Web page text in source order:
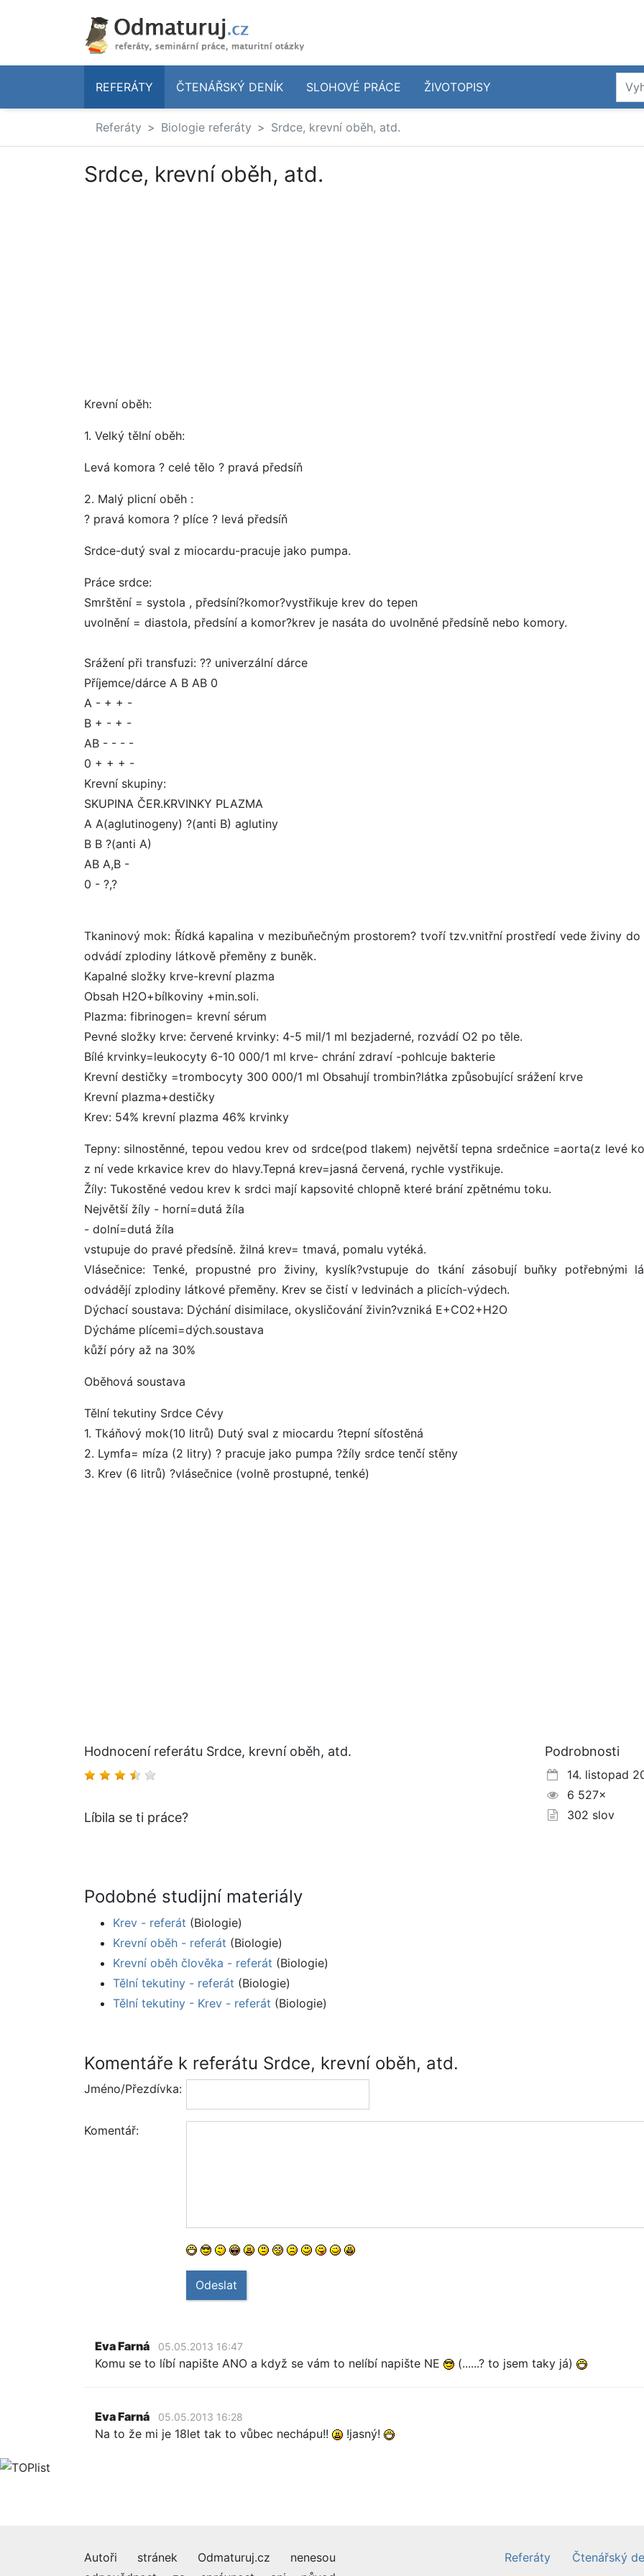
REFERÁTY ČTENÁŘSKÝ DENÍK SLOHOVÉ PRÁCE ŽIVOTOPISY
Referáty Biologie referáty Srdce, krevní oběh, atd.
Srdce, krevní oběh, atd.
Krevní oběh:
1. Velký tělní oběh:
Levá komora ? celé tělo ? pravá předsíň
2. Malý plicní oběh :
? pravá komora ? plíce ? levá předsíň
Srdce-dutý sval z miocardu-pracuje jako pumpa.
Práce srdce:
Smrštění = systola , předsíní?komor?vystřikuje krev do tepen
uvolnění = diastola, předsíní a komor?krev je nasáta do uvolněné předsíně nebo komory.
Srážení při transfuzi: ?? univerzální dárce
Příjemce/dárce A B AB 0
A - + + -
B + - + -
AB - - - -
0 + + + -
Krevní skupiny:
SKUPINA ČER.KRVINKY PLAZMA
A A(aglutinogeny) ?(anti B) aglutiny
B B ?(anti A)
AB A,B -
0 - ?,?
Tkaninový mok: Řídká kapalina v mezibuňečným prostorem? tvoří tzv.vnitřní prostředí vede živiny do
odvádí zplodiny látkově přeměny z buněk.
Kapalné složky krve-krevní plazma
Obsah H2O+bílkoviny +min.soli.
Plazma: fibrinogen= krevní sérum
Pevné složky krve: červené krvinky: 4-5 mil/1 ml bezjaderné, rozvádí O2 po těle.
Bílé krvinky=leukocyty 6-10 000/1 ml krve- chrání zdraví -pohlcuje bakterie
Krevní destičky =trombocyty 300 000/1 ml Obsahují trombin?látka způsobující srážení krve
Krevní plazma+destičky
Krev: 54% krevní plazma 46% krvinky
Tepny: silnostěnné, tepou vedou krev od srdce(pod tlakem) největší tepna srdečnice =aorta(z levé
z ní vede krkavice krev do hlavy.Tepná krev=jasná červená, rychle vystřikuje.
Žíly: Tukostěné vedou krev k srdci mají kapsovité chlopně které brání zpětnému toku.
Největší žíly - horní=dutá žíla
- dolní=dutá žíla
vstupuje do pravé předsíně. žilná krev= tmavá, pomalu vytéká.
Vlásečnice: Tenké, propustné pro živiny, kyslík?vstupuje do tkání zásobují buňky potřebnými
odvádějí zplodiny látkové přeměny. Krev se čistí v ledvinách a plicích-výdech.
Dýchací soustava: Dýchání disimilace, okysličování živin?vzniká E+CO2+H2O
Dýcháme plícemi=dých.soustava
kůží póry až na 30%
Oběhová soustava
Tělní tekutiny Srdce Cévy
1. Tkáňový mok(10 litrů) Dutý sval z miocardu ?tepní síťostěná
2. Lymfa= míza (2 litry) ? pracuje jako pumpa ?žíly srdce tenčí stěny
3. Krev (6 litrů) ?vlásečnice (volně prostupné, tenké)
Hodnocení referátu Srdce, krevní oběh, atd.
Líbila se ti práce?
Podrobnosti
14. listopad
6 527×
302 slov
Podobné studijní materiály
Krev - referát (Biologie)
Krevní oběh - referát (Biologie)
Krevní oběh člověka - referát (Biologie)
Tělní tekutiny - referát (Biologie)
Tělní tekutiny - Krev - referát (Biologie)
Komentáře k referátu Srdce, krevní oběh, atd.
Jméno/Přezdívka:
Komentář:
Odeslat
Eva Farná 05.05.2013 16:47
Komu se to líbí napište ANO a když se vám to nelíbí napište NE (......? to jsem taky já)
Eva Farná 05.05.2013 16:28
Na to že mi je 18let tak to vůbec nechápu!! !jasný!
Autoři stránek Odmaturuj.cz nenesou
Referáty Čtenářský